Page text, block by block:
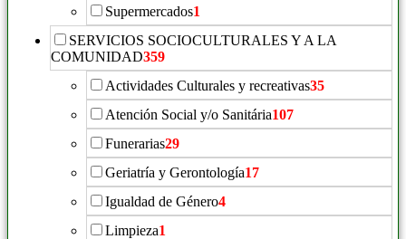
Supermercados1
SERVICIOS SOCIOCULTURALES Y A LA
COMUNIDAD359
Actividades Culturales y recreativas35
Atención Social y/o Sanitária107
Funerarias29
Geriatría y Gerontología17
Igualdad de Género4
Limpieza1